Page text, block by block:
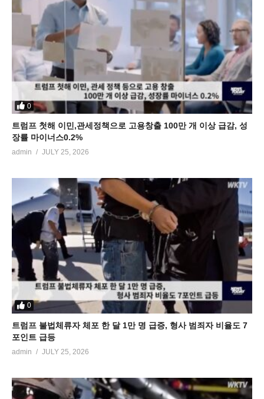
0
트럼프 첫해 이민,관세정책으로 고용창출 100만 개 이상 급감, 성
장률 마이너스0.2%
admin JULY 25, 2026
0
트럼프 불법체류자 체포 한 달 1만 명 급증, 형사 범죄자 비율도 7
포인트 급등
admin JULY 25, 2026